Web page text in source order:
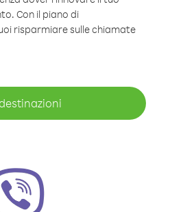
Con il piano di
risparmiare sulle chiamate